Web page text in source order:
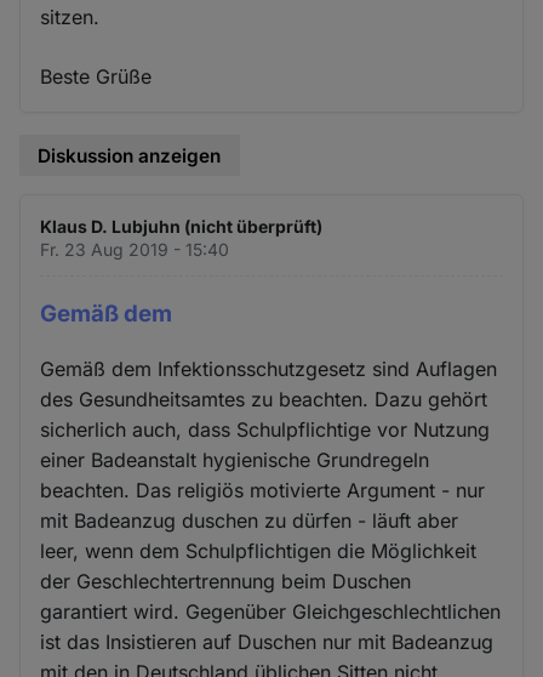
sitzen.
Beste Grüße
Diskussion anzeigen
Klaus D. Lubjuhn (nicht überprüft)
Fr. 23 Aug 2019 - 15:40
Gemäß dem
Gemäß dem Infektionsschutzgesetz sind Auflagen
des Gesundheitsamtes zu beachten. Dazu gehört
sicherlich auch, dass Schulpflichtige vor Nutzung
einer Badeanstalt hygienische Grundregeln
beachten. Das religiös motivierte Argument - nur
mit Badeanzug duschen zu dürfen - läuft aber
leer, wenn dem Schulpflichtigen die Möglichkeit
der Geschlechtertrennung beim Duschen
garantiert wird. Gegenüber Gleichgeschlechtlichen
ist das Insistieren auf Duschen nur mit Badeanzug
mit den in Deutschland üblichen Sitten nicht